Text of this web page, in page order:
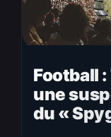
Football
une
du «